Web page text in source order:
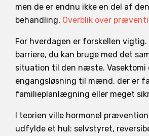
men de er endnu ikke en del af
behandling. Overblik over
For hverdagen er forskellen vigtig.
barriere, du kan bruge med det
situation til den næste. Vasektomi
engangsløsning til mænd, der er
familieplanlægning eller meget
I teorien ville hormonel
udfylde et hul: selvstyret,